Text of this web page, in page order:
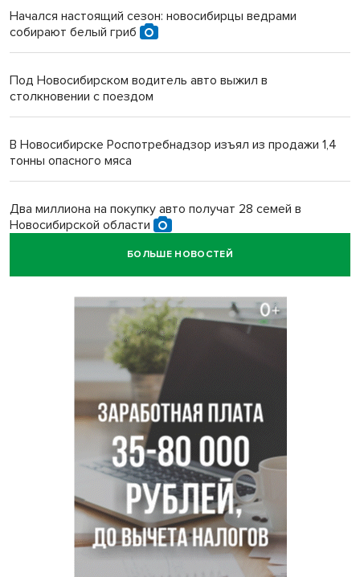
Начался настоящий сезон: новосибирцы ведрами
собирают белый гриб
Под Новосибирском водитель авто выжил в
столкновении с поездом
В Новосибирске Роспотребнадзор изъял из продажи 1,4
тонны опасного мяса
Два миллиона на покупку авто получат 28 семей в
Новосибирской области
БОЛЬШЕ НОВОСТЕЙ